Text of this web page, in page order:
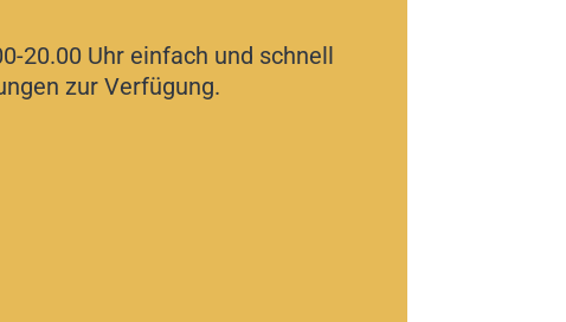
20.00 Uhr einfach und schnell
zur Verfügung.